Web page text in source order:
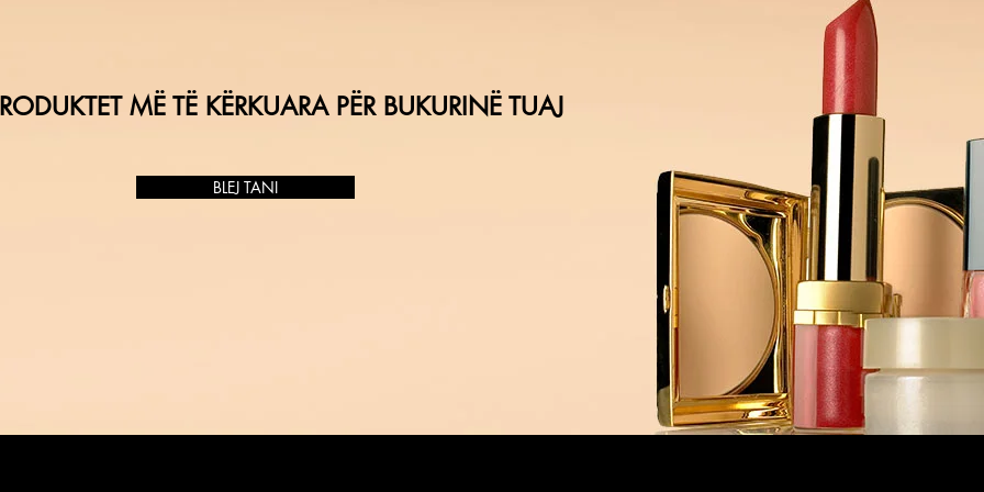
MË TË KËRKUARA PËR BUKURINË TUAJ
BLEJ TANI